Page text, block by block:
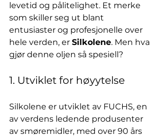
levetid og pålitelighet. Et merke
som skiller seg ut blant
entusiaster og profesjonelle over
hele verden, er Silkolene. Men hva
gjør denne oljen så spesiell?
1. Utviklet for høyytelse
Silkolene er utviklet av FUCHS, en
av verdens ledende produsenter
av smøremidler, med over 90 års